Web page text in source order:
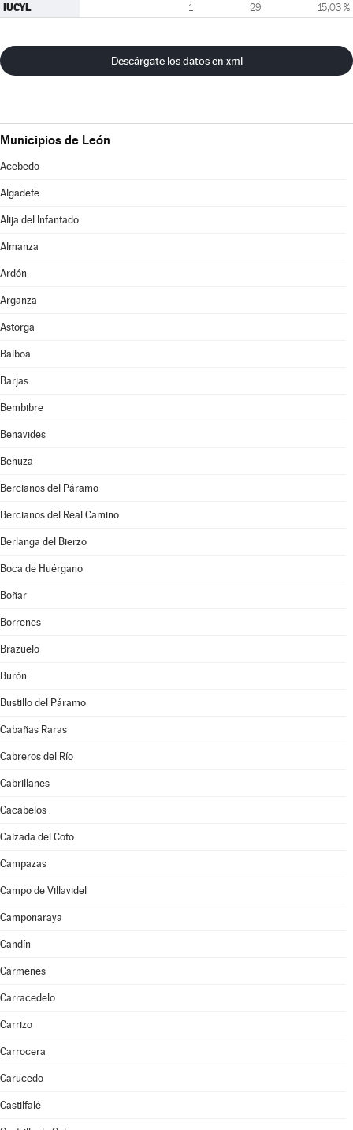
IUCYL 1 29 15,03 %
Descárgate los datos en xml
Municipios de León
Acebedo
Algadefe
Alija del Infantado
Almanza
Ardón
Arganza
Astorga
Balboa
Barjas
Bembibre
Benavides
Benuza
Bercianos del Páramo
Bercianos del Real Camino
Berlanga del Bierzo
Boca de Huérgano
Boñar
Borrenes
Brazuelo
Burón
Bustillo del Páramo
Cabañas Raras
Cabreros del Río
Cabrillanes
Cacabelos
Calzada del Coto
Campazas
Campo de Villavidel
Camponaraya
Candín
Cármenes
Carracedelo
Carrizo
Carrocera
Carucedo
Castilfalé